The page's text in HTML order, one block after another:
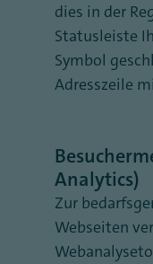
dies in der
Statusleiste
Symbol
Adresszeile
Analytics)
Zur
Webseiten